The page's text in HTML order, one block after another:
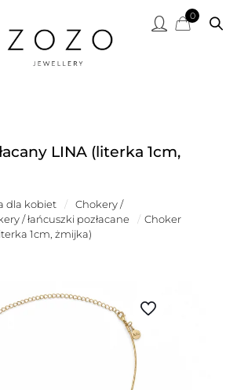
0
LINA (literka 1cm,
dla kobiet /
Chokery /
/ łańcuszki pozłacane / Choker
1cm, żmijka)